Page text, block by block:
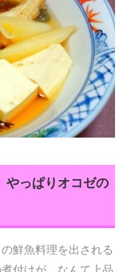
やっぱりオコゼの
鮮魚料理を出される
付けが、なんて上品